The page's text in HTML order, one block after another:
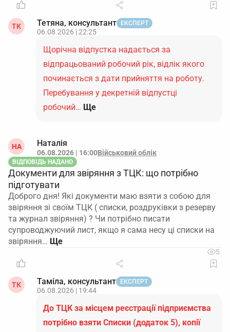
ТК Тетяна, консультант ЕКСПЕРТ
06.08.2026 | 22:25
Щорічна відпустка надається за
відпрацьований робочий рік, відлік якого
починається з дати прийняття на роботу.
Перебування у декретній відпустці
робочий… Ще
НА Наталія
06.08.2026 | 16:00Військовий облік
ВІДПОВІДЬ НАДАНО
Документи для звіряння з ТЦК: що потрібно
підготувати
Доброго дня! Які документи маю взяти з собою для
звіряння зі своїм ТЦК ( списки, роздруківки з резерву
та журнал звіряння) ? Чи потрібно писати
супроводжуючий лист, якщо я сама несу ці списки на
звіряння…
5
ТК Таміла, консультант ЕКСПЕРТ
06.08.2026 | 19:44
До ТЦК за місцем реєстрації підприємства
потрібно взяти Списки (додаток 5), копії